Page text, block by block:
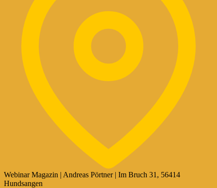
Webinar Magazin | Andreas Pörtner | Im Bruch 31, 56414
Hundsangen